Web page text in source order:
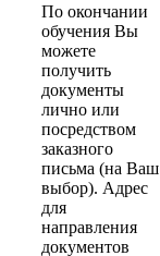
По окончании
обучения Вы
можете
получить
документы
лично или
посредством
заказного
письма (на Ваш
выбор). Адрес
для
направления
документов